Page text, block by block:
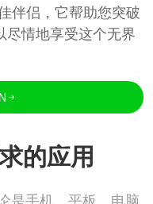
伴侣，它帮助您突破
尽情地享受这个无界
的应用
是手机、平板、电脑